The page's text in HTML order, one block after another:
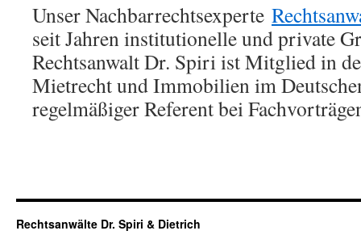
Unser Nachbarrechtsexperte
seit Jahren institutionelle und private
Rechtsanwalt Dr. Spiri ist Mitglied in
Mietrecht und Immobilien im
regelmäßiger Referent bei
Rechtsanwälte Dr. Spiri & Dietrich